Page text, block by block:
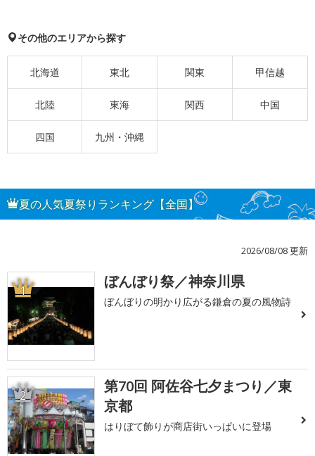
その他のエリアから探す
北海道 東北 関東 甲信越
北陸 東海 関西 中国
四国 九州・沖縄
夏の人気夏祭りランキング【全国】
2026/08/08 更新
1 ぼんぼり祭／神奈川県
ぼんぼりの明かり広がる鎌倉の夏の風物詩
2
第70回 阿佐谷七夕まつり／東
京都
はりぼて飾りが商店街いっぱいに登場